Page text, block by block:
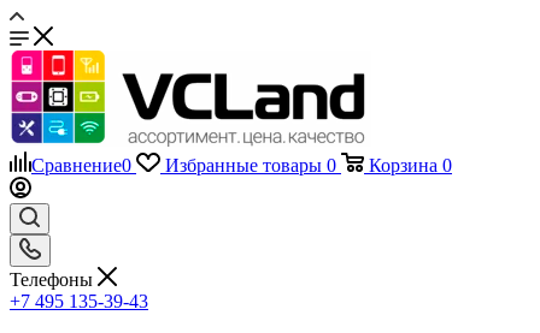
Сравнение 0 Избранные товары 0
Телефоны
+7 495 135-39-43